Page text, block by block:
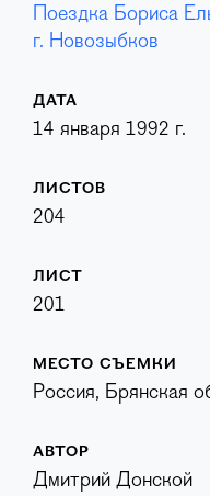
Поездка Бориса
г. Новозыбков
ДАТА
14 января 1992 г.
ЛИСТОВ
204
ЛИСТ
201
МЕСТО СЪЕМКИ
Россия, Брянская
АВТОР
Дмитрий Донской